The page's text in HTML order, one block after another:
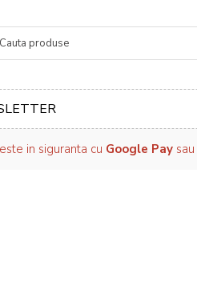
in siguranta cu Google Paysau